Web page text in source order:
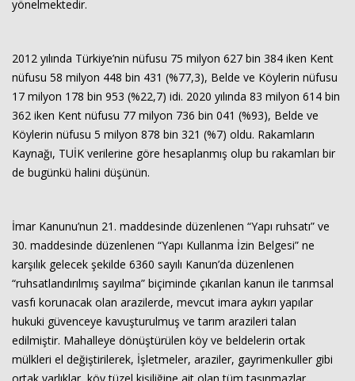
yönelmektedir.
2012 yılında Türkiye’nin nüfusu 75 milyon 627 bin 384 iken Kent
nüfusu 58 milyon 448 bin 431 (%77,3), Belde ve Köylerin nüfusu
17 milyon 178 bin 953 (%22,7) idi. 2020 yılında 83 milyon 614 bin
362 iken Kent nüfusu 77 milyon 736 bin 041 (%93), Belde ve
Köylerin nüfusu 5 milyon 878 bin 321 (%7) oldu. Rakamların
Kaynağı, TUİK verilerine göre hesaplanmış olup bu rakamları bir
de bugünkü halini düşünün.
İmar Kanunu’nun 21. maddesinde düzenlenen “Yapı ruhsatı” ve
30. maddesinde düzenlenen “Yapı Kullanma İzin Belgesi” ne
karşılık gelecek şekilde 6360 sayılı Kanun’da düzenlenen
“ruhsatlandırılmış sayılma” biçiminde çıkarılan kanun ile tarımsal
vasfı korunacak olan arazilerde, mevcut imara aykırı yapılar
hukuki güvenceye kavuşturulmuş ve tarım arazileri talan
edilmiştir. Mahalleye dönüştürülen köy ve beldelerin ortak
mülkleri el değiştirilerek, İşletmeler, araziler, gayrimenkuller gibi